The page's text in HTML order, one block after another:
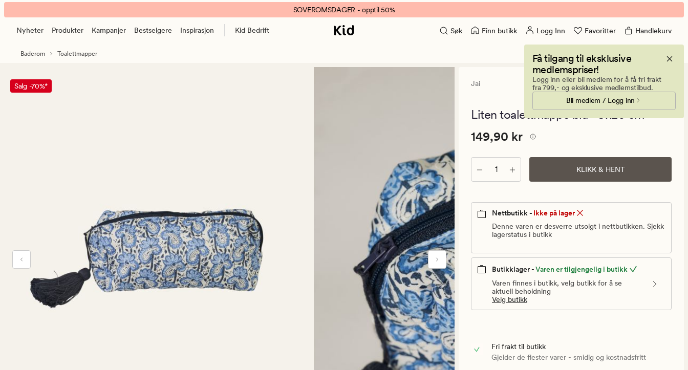
Jai
liten
toalettmappe
banner.
Klikk
pause.
SOVEROMSDAGER - opptil 50%
Nyheter Produkter Kampanjer Bestselgere Inspirasjon Kid Bedrift Søk Finn butikk Logg Inn Favoritter Handlekurv
Få tilgang til eksklusive
medlemspriser!
Logg inn eller bli medlem for å få fri frakt
fra 799,- og eksklusive medlemstilbud.
Bli medlem / Logg inn
Baderom Toalettmapper
Salg -70%* Jai
0
en
0
Liten toalettmappe blå - 9x20 cm
Pris
149,90
kr.
Vanlig
pris
kr
Pris 149,90 kr
149,90 kr
Antall KLIKK & HENT
Nettbutikk - Ikke på lager
Denne varen er desverre utsolgt i nettbutikken. Sjekk
lagerstatus i butikk
Butikklager -Varen er tilgjengelig i butikk
Varen finnes i butikk, velg butikk for å se
aktuell beholdning
Velg butikk
Fri frakt til butikk
Gjelder de flester varer - smidig og kostnadsfritt